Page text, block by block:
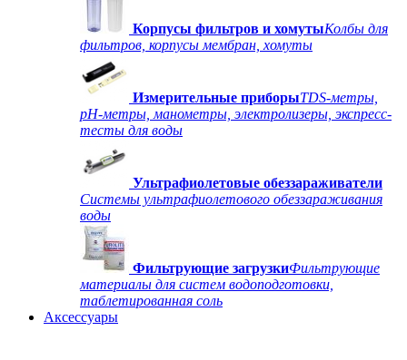
Корпусы фильтров и хомутыКолбы для
фильтров, корпусы мембран, хомуты
Измерительные приборыTDS-метры,
рН-метры, манометры, электролизеры, экспресс-
тесты для воды
Ультрафиолетовые обеззараживатели
Системы ультрафиолетового обеззараживания
воды
Фильтрующие загрузкиФильтрующие
материалы для систем водоподготовки,
таблетированная соль
Аксессуары